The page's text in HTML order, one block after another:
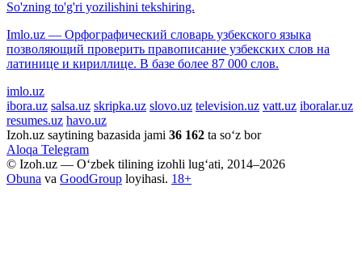
So'zning to'g'ri yozilishini tekshiring.
Imlo.uz — Орфографический словарь узбекского языка
позволяющий проверить правописание узбекских слов на
латинице и кириллице. В базе более 87 000 слов.
imlo.uz
ibora.uz salsa.uz skripka.uz slovo.uz television.uz vatt.uz iboralar.uz
resumes.uz havo.uz
Izoh.uz saytining bazasida jami 36 162 ta so‘z bor
Aloqa Telegram
© Izoh.uz — O‘zbek tilining izohli lug‘ati, 2014–2026
Obuna va GoodGroup loyihasi. 18+